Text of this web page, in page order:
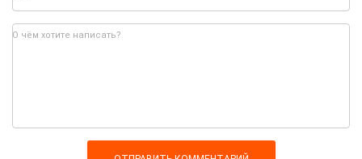
О чём хотите написать?